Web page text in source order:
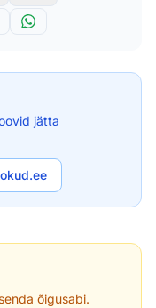
jätta
õigusabi.